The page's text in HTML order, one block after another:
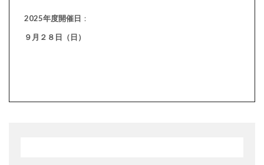
2025年度開催日 ：
９月２８日（日）